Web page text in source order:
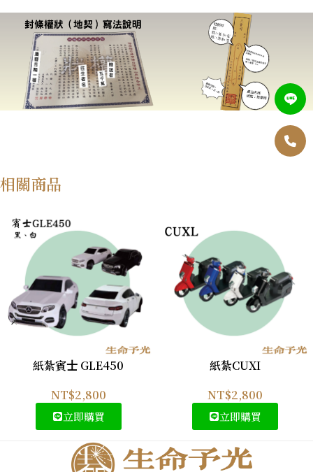
相關商品
紙紮賓⼠ GLE450
NT$2,800
立即購買
紙紮CUXI
NT$2,800
立即購買